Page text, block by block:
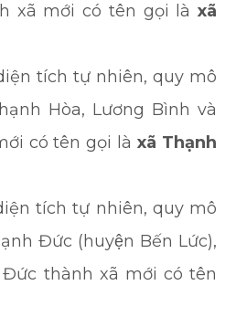
xã mới có tên gọi làxã
tích tự nhiên, quy mô
Hòa, Lương Bình và
có tên gọi làxã Thạnh
tích tự nhiên, quy mô
Đức (huyện Bến Lức),
thành xã mới có tên